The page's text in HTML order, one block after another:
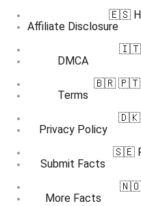
Affiliate Disclosure
DMCA
Terms
Privacy Policy
Submit Facts
More Facts
🇪🇸
🇮🇹
🇧🇷 🇵🇹
🇩🇰
🇸🇪
🇳🇴